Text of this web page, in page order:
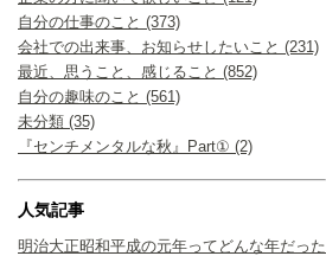
自分の仕事のこと (373)
会社での出来事、お知らせしたいこと (231)
最近、思うこと、感じること (852)
自分の趣味のこと (561)
未分類 (35)
『センチメンタルな秋』Part① (2)
人気記事
明治大正昭和平成の元年ってどんな年だった